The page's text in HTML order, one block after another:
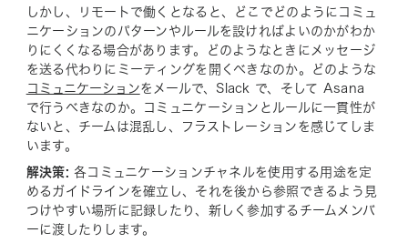
しかし、リモートで働くとなると、どこでどのようにコミュ
ニケーションのパターンやルールを設ければよいのかがわか
りにくくなる場合があります。どのようなときにメッセージ
を送る代わりにミーティングを開くべきなのか。どのような
コミュニケーションをメールで、Slack で、そして Asana
で行うべきなのか。コミュニケーションとルールに一貫性が
ないと、チームは混乱し、フラストレーションを感じてしま
います。
解決策: 各コミュニケーションチャネルを使用する用途を定
めるガイドラインを確立し、それを後から参照できるよう見
つけやすい場所に記録したり、新しく参加するチームメンバ
ーに渡したりします。